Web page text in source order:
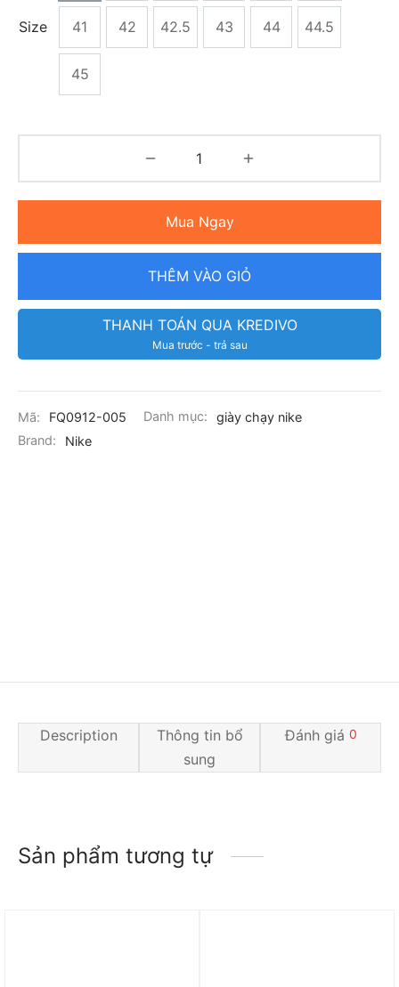
Size 41 42 42.5 43 44 44.5
45
Mua Ngay
THÊM VÀO GIỎ
THANH TOÁN QUA KREDIVO
Mua trước - trả sau
Mã: FQ0912-005 Danh mục:
giày chạy nike
Brand:
Nike
Description
Thông tin bổ
sung
Đánh giá 0
Sản phẩm tương tự